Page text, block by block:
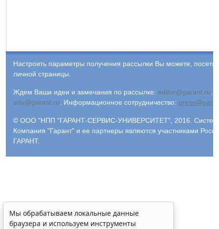
Настроить параметры получения рассылки Вы можете,
личной страницы.
Ждем Ваши идеи и замечания по рассылке: editor@garant.ru
adv@garant.ru
Информационное сотрудничество:
© ООО "НПП "ГАРАНТ-СЕРВИС-УНИВЕРСИТЕТ", 2016. Система
Компания "Гарант" и ее партнеры являются участниками
ГАРАНТ.
Мы обрабатываем локальные данные
браузера и используем инструменты